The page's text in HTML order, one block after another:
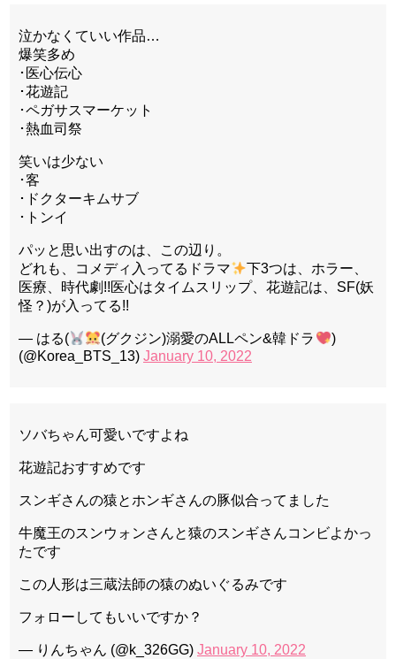
泣かなくていい作品…
爆笑多め
･医心伝心
･花遊記
･ペガサスマーケット
･熱血司祭
笑いは少ない
･客
･ドクターキムサブ
･トンイ
パッと思い出すのは、この辺り。
どれも、コメディ入ってるドラマ
下3つは、ホラー、
医療、時代劇!!医心はタイムスリップ、花遊記は、SF(妖
怪？)が入ってる!!
— はる( (グクジン)溺愛のALLペン&韓ドラ
)
(@Korea_BTS_13) January 10, 2022
ソバちゃん可愛いですよね
花遊記おすすめです
スンギさんの猿とホンギさんの豚似合ってました
牛魔王のスンウォンさんと猿のスンギさんコンビよかっ
たです
この人形は三蔵法師の猿のぬいぐるみです
フォローしてもいいですか？
— りんちゃん (@k_326GG) January 10, 2022